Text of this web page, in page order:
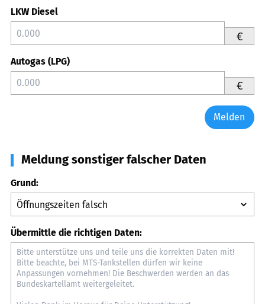
LKW Diesel
€
Autogas (LPG)
€
Melden
Meldung sonstiger falscher Daten
Grund:
Übermittle die richtigen Daten: